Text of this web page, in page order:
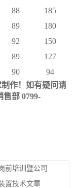
88
185
89
180
92
150
89
127
90
94
作！如有疑问请
部 0799-
前培训暨公司
置技术文章